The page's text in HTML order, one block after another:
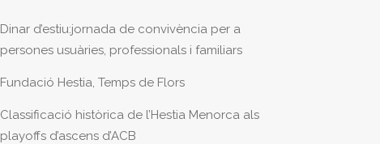
Dinar d’estiu:jornada de convivència per a
persones usuàries, professionals i familiars
Fundació Hestia, Temps de Flors
Classificació històrica de l’Hestia Menorca als
playoffs d’ascens d’ACB